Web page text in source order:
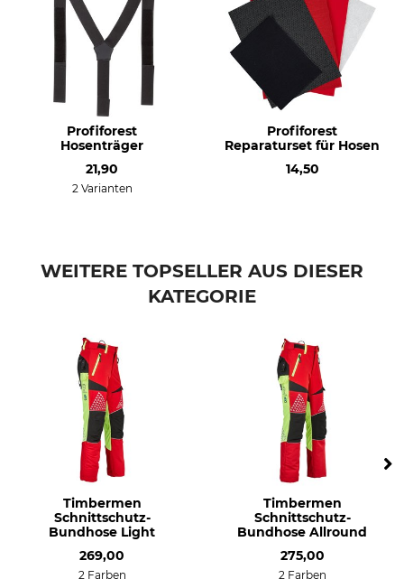
Nicht im Wäschetrockner
trocknen
Bügeln
Bügeln bis 110 °C
Professionelle Textilpflege
Nicht trockenreinigen
Herstellung
Made in Slovakia
Farbe
Profiforest
Hosenträger
21,90
2 Varianten
Profiforest
Reparaturset für Hosen
14,50
WEITERE TOPSELLER AUS DIESER
KATEGORIE
Timbermen
Schnittschutz-
Bundhose Light
269,00
2 Farben
Timbermen
Schnittschutz-
Bundhose Allround
275,00
2 Farben